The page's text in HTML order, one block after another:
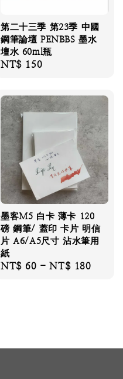
第二十三季 第23季 中國
鋼筆論壇 PENBBS 墨水
壇水 60ml瓶
Regular
NT$ 150
墨客M5 白卡 薄卡 120
磅 鋼筆/ 蓋印 卡片 明信
片 A6/A5尺寸 沾水筆用
紙
Regular
NT$ 60 -NT$ 180